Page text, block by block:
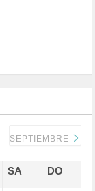
SEPTIEMBRE
SA DO